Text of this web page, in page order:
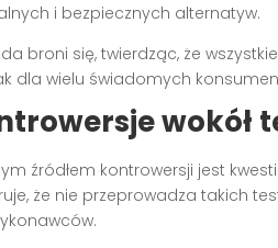
i bezpiecznych alternatyw.
broni się, twierdząc, że
dla wielu świadomych
wokół
źródłem kontrowersji jest
że nie przeprowadza takich